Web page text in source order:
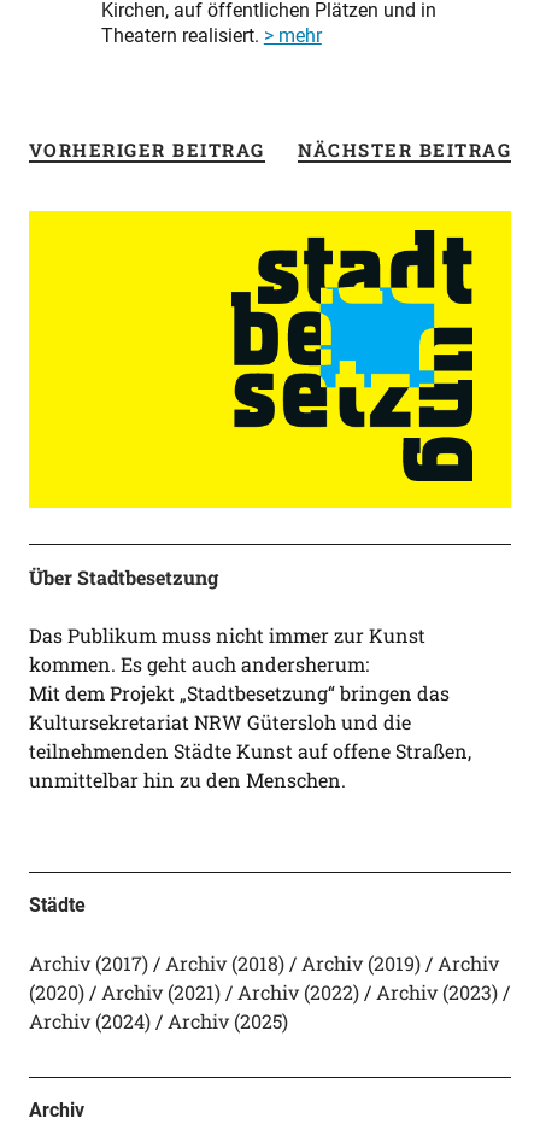
Kirchen, auf öffentlichen Plätzen und in
Theatern realisiert. > mehr
VORHERIGER BEITRAG NÄCHSTER BEITRAG
Über Stadtbesetzung
Das Publikum muss nicht immer zur Kunst
kommen. Es geht auch andersherum:
Mit dem Projekt „Stadtbesetzung“ bringen das
Kultursekretariat NRW Gütersloh und die
teilnehmenden Städte Kunst auf offene Straßen,
unmittelbar hin zu den Menschen.
Städte
Archiv (2017) Archiv (2018) Archiv (2019)
Archiv
(2020)
Archiv (2021) Archiv (2022)
Archiv (2023)
Archiv (2024)
Archiv (2025)
Archiv